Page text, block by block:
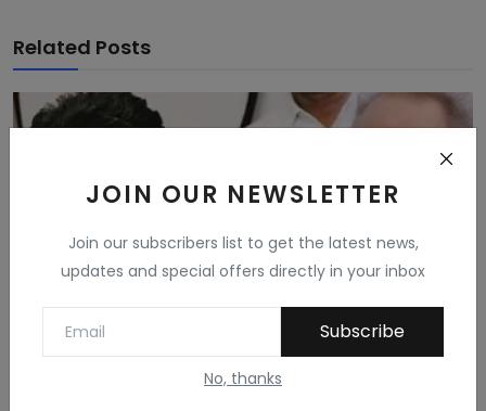
JOIN OUR NEWSLETTER
Join our subscribers list to get the latest news,
updates and special offers directly in your inbox
Subscribe
No, thanks
Related Posts